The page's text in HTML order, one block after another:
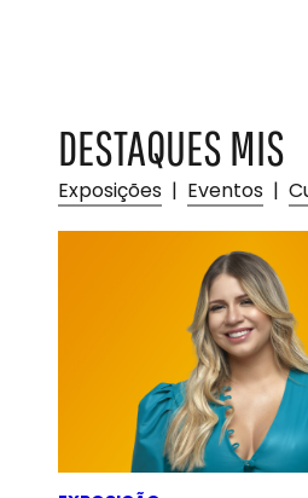
DESTAQUES MIS
Exposições | Eventos |